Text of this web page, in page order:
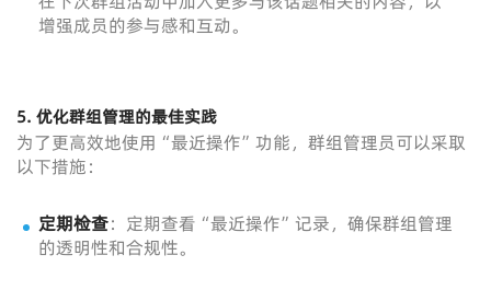
增强成员的参与感和互动。
5. 优化群组管理的最佳实践
为了更高效地使用“最近操作”功能，群组管理员可以采取
以下措施：
定期检查：定期查看“最近操作”记录，确保群组管理
的透明性和合规性。